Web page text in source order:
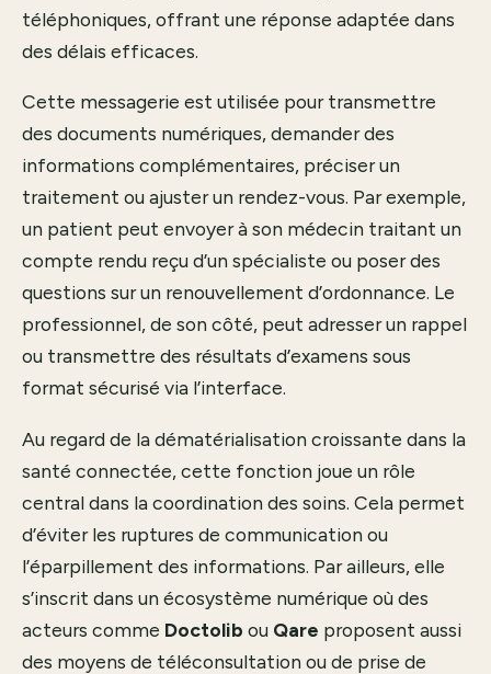
téléphoniques, offrant une réponse adaptée dans
des délais efficaces.
Cette messagerie est utilisée pour transmettre
des documents numériques, demander des
informations complémentaires, préciser un
traitement ou ajuster un rendez-vous. Par exemple,
un patient peut envoyer à son médecin traitant un
compte rendu reçu d’un spécialiste ou poser des
questions sur un renouvellement d’ordonnance. Le
professionnel, de son côté, peut adresser un rappel
ou transmettre des résultats d’examens sous
format sécurisé via l’interface.
Au regard de la dématérialisation croissante dans la
santé connectée, cette fonction joue un rôle
central dans la coordination des soins. Cela permet
d’éviter les ruptures de communication ou
l’éparpillement des informations. Par ailleurs, elle
s’inscrit dans un écosystème numérique où des
acteurs comme Doctolib ou Qare proposent aussi
des moyens de téléconsultation ou de prise de